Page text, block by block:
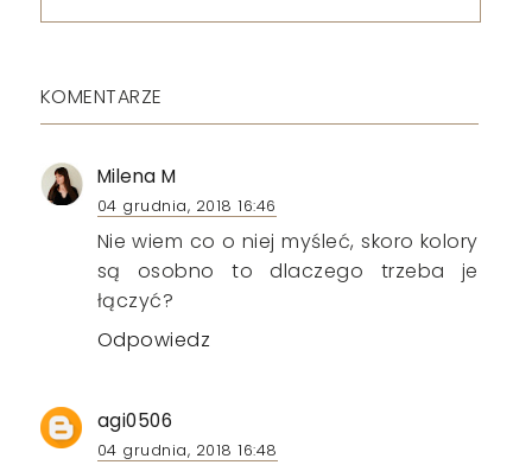
KOMENTARZE
Milena M
04 grudnia, 2018 16:46
Nie wiem co o niej myśleć, skoro kolory
są osobno to dlaczego trzeba je
łączyć?
Odpowiedz
agi0506
04 grudnia, 2018 16:48